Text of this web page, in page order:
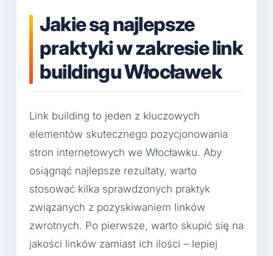
Jakie są najlepsze
praktyki w zakresie link
buildingu Włocławek
Link building to jeden z kluczowych
elementów skutecznego pozycjonowania
stron internetowych we Włocławku. Aby
osiągnąć najlepsze rezultaty, warto
stosować kilka sprawdzonych praktyk
związanych z pozyskiwaniem linków
zwrotnych. Po pierwsze, warto skupić się na
jakości linków zamiast ich ilości – lepiej